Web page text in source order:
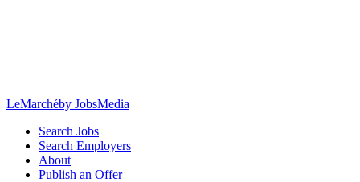
LeMarchéby JobsMedia
Search Jobs
Search Employers
About
Publish an Offer